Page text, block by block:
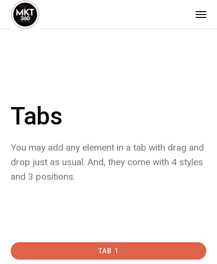
Tabs
You may add any element in a tab with drag and
drop just as usual. And, they come with 4 styles
and 3 positions.
TAB 1